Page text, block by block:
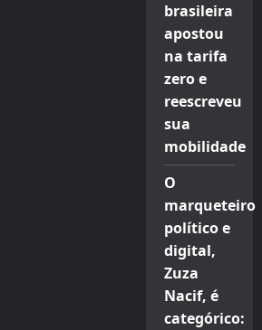
brasileira
apostou
na tarifa
zero e
reescreveu
sua
mobilidade
O
marqueteiro
político e
digital,
Zuza
Nacif, é
categórico: